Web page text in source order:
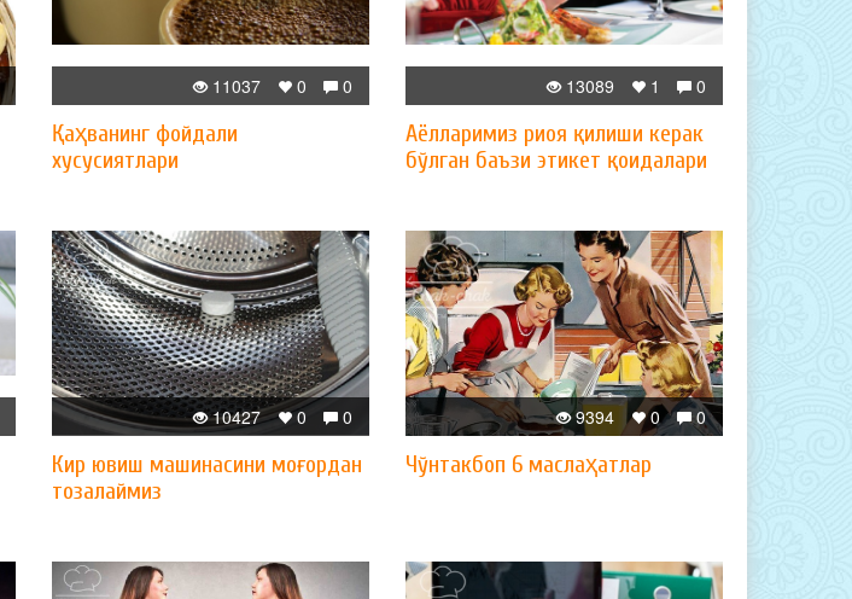
0
0
11037
Қаҳванинг фойдали
хусусиятлари
0
1
13089
Аёлларимиз риоя қилиши керак
бўлган баъзи этикет қоидалари
0
0
10427
Кир ювиш машинасини моғордан
тозалаймиз
0
0
9394
Чўнтакбоп 6 маслаҳатлар